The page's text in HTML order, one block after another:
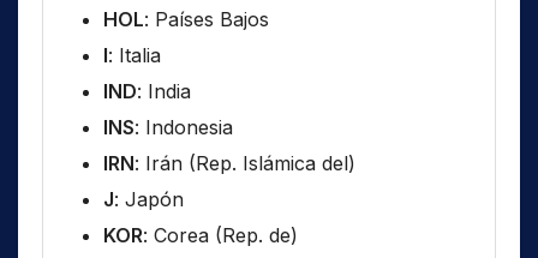
HOL: Países Bajos
I: Italia
IND: India
INS: Indonesia
IRN: Irán (Rep. Islámica del)
J: Japón
KOR: Corea (Rep. de)